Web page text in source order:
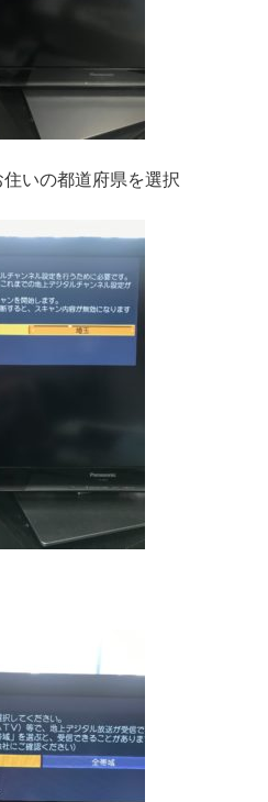
いの都道府県を選択